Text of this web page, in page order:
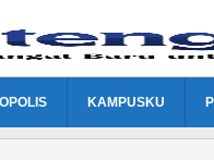
KAMPUSKU